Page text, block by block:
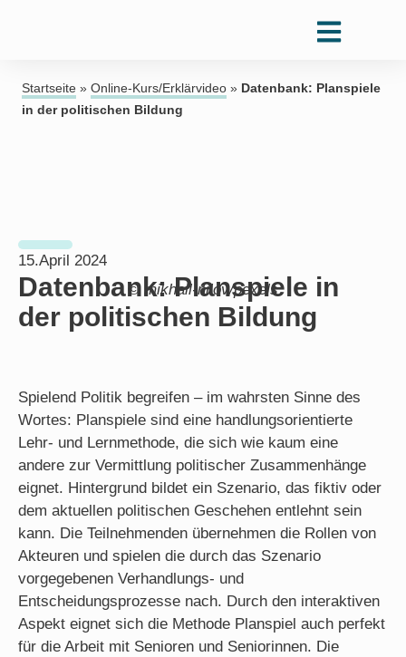
Startseite » Online-Kurs/Erklärvideo » Datenbank: Planspiele
in der politischen Bildung
© mikhail-nilov/pexels
15.April 2024
Datenbank: Planspiele in
der politischen Bildung
Spielend Politik begreifen – im wahrsten Sinne des
Wortes: Planspiele sind eine handlungsorientierte
Lehr- und Lernmethode, die sich wie kaum eine
andere zur Vermittlung politischer Zusammenhänge
eignet. Hintergrund bildet ein Szenario, das fiktiv oder
dem aktuellen politischen Geschehen entlehnt sein
kann. Die Teilnehmenden übernehmen die Rollen von
Akteuren und spielen die durch das Szenario
vorgegebenen Verhandlungs- und
Entscheidungsprozesse nach. Durch den interaktiven
Aspekt eignet sich die Methode Planspiel auch perfekt
für die Arbeit mit Senioren und Seniorinnen. Die